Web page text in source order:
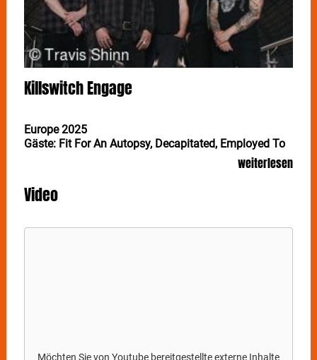
Killswitch Engage
Europe 2025
Gäste: Fit For An Autopsy, Decapitated, Employed To
Kurz vor der Jahrhundertwende legten zwanglose
Jam-Sessions einer Gruppe von Freunden den
KILLSWITCH ENGAGE. Am 21. November ist die Band,
und dem Publikum mit unbändiger Energie und
weiterlesen
Video
Möchten Sie von Youtubebereitgestellte externe Inhalte